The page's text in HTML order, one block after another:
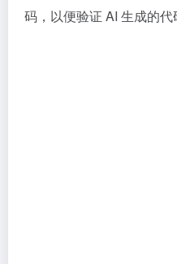
码，以便验证 AI 生成的代